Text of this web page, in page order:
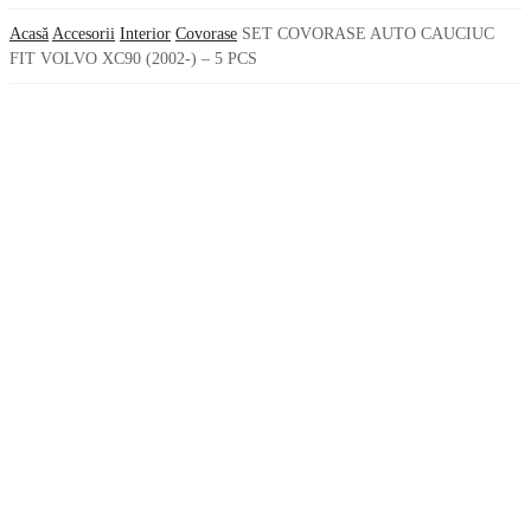
Acasă Accesorii Interior Covorase SET COVORASE AUTO CAUCIUC
FIT VOLVO XC90 (2002-) – 5 PCS